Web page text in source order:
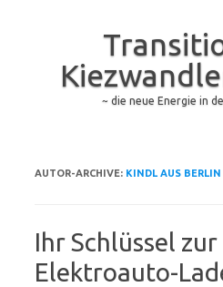
~ die neue Energie in
AUTOR-ARCHIVE: KINDL AUS BERLIN
Ihr Schlüssel
Elektroauto-